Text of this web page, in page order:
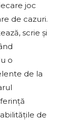
joc
de cazuri.
scrie și
o
de la
de